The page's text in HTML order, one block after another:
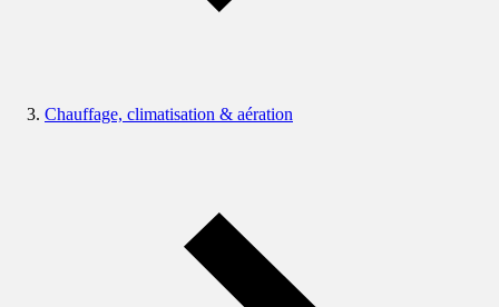
Chauffage, climatisation & aération